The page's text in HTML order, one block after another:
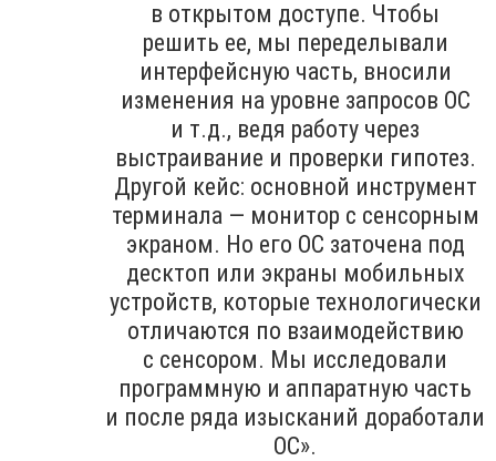
в открытом доступе. Чтобы
решить ее, мы переделывали
интерфейсную часть, вносили
изменения на уровне запросов ОС
и т.д., ведя работу через
выстраивание и проверки гипотез.
Другой кейс: основной инструмент
терминала — монитор с сенсорным
экраном. Но его ОС заточена под
десктоп или экраны мобильных
устройств, которые технологически
отличаются по взаимодействию
с сенсором. Мы исследовали
программную и аппаратную часть
и после ряда изысканий доработали
ОС».